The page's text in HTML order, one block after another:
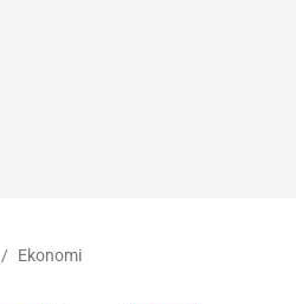
Ekonomi